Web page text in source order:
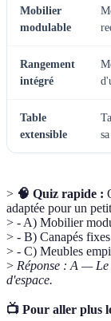
Mobilier
modulable
Rangement
intégré
Table
extensible
> 🧠 Quiz rapide :
adaptée pour un
> - A) Mobilier
> - B) Canapés fixes
> - C) Meubles
> Réponse : A —
d'espace.
📺 Pour aller plus